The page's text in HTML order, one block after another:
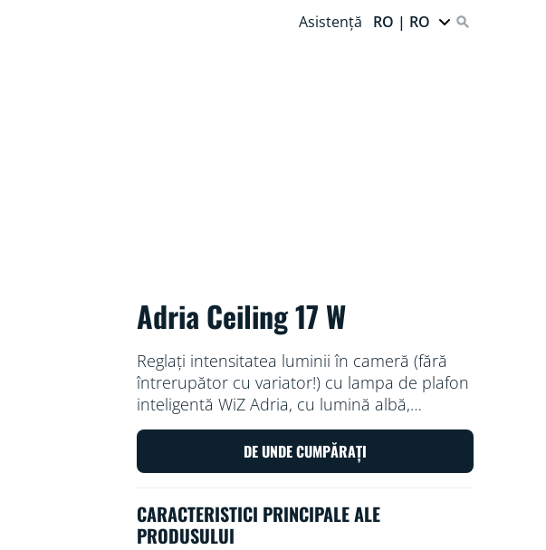
Asistență RO | RO
Adria Ceiling 17 W
Reglați intensitatea luminii în cameră (fără
întrerupător cu variator!) cu lampa de plafon
inteligentă WiZ Adria, cu lumină albă,
reglabilă, cu LED. Folosiți aplicația WiZ sau
vocea pentru a o aprinde și a o stinge sau
pentru a reduce sau crește luminozitatea în
DE UNDE CUMPĂRAȚI
CARACTERISTICI PRINCIPALE ALE
PRODUSULUI